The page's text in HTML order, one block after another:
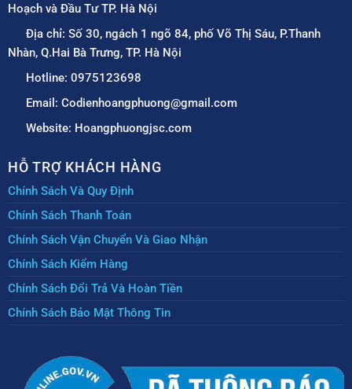
Hoạch và Đầu Tư TP. Hà Nội
Địa chỉ: Số 30, ngách 1 ngõ 84, phố Võ Thị Sáu, P.Thanh
Nhàn, Q.Hai Bà Trưng, TP. Hà Nội
Hotline: 0975123698
Email: Codienhoangphuong@gmail.com
Website: Hoangphuongjsc.com
HỖ TRỢ KHÁCH HÀNG
Chính Sách Và Quy Định
Chính Sách Thanh Toán
Chính Sách Vận Chuyển Và Giao Nhận
Chính Sách Kiểm Hàng
Chính Sách Đổi Trả Và Hoàn Tiền
Chính Sách Bảo Mật Thông Tin